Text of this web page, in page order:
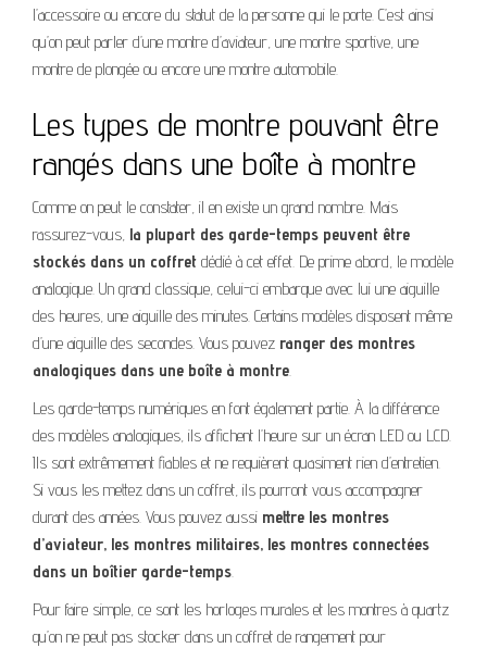
l’accessoire ou encore du statut de la personne qui le porte. C’est ainsi
qu’on peut parler d’une montre d’aviateur, une montre sportive, une
montre de plongée ou encore une montre automobile.
Les types de montre pouvant être
rangés dans une boîte à montre
Comme on peut le constater, il en existe un grand nombre. Mais
rassurez-vous, la plupart des garde-temps peuvent être
stockés dans un coffret dédié à cet effet. De prime abord, le modèle
analogique. Un grand classique, celui-ci embarque avec lui une aiguille
des heures, une aiguille des minutes. Certains modèles disposent même
d’une aiguille des secondes. Vous pouvez ranger des montres
analogiques dans une boîte à montre.
Les garde-temps numériques en font également partie. À la différence
des modèles analogiques, ils affichent l’heure sur un écran LED ou LCD.
Ils sont extrêmement fiables et ne requièrent quasiment rien d’entretien.
Si vous les mettez dans un coffret, ils pourront vous accompagner
durant des années. Vous pouvez aussi mettre les montres
d’aviateur, les montres militaires, les montres connectées
dans un boîtier garde-temps.
Pour faire simple, ce sont les horloges murales et les montres à quartz
qu’on ne peut pas stocker dans un coffret de rangement pour